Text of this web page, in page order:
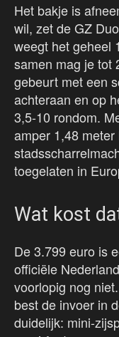
Het bakje is
wil, zet de GZ
weegt het geheel
samen mag je tot
gebeurt met een
achteraan en op
3,5-10 rondom.
amper 1,48
toegelaten in
Wat kost
De 3.799 euro is
officiële
voorlopig nog
best de invoer in
duidelijk: mini-